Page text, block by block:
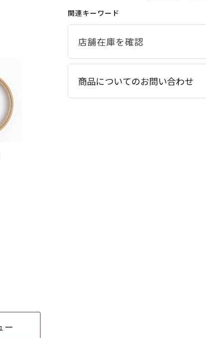
ー
関連キーワード
商品についてのお問い合わせ